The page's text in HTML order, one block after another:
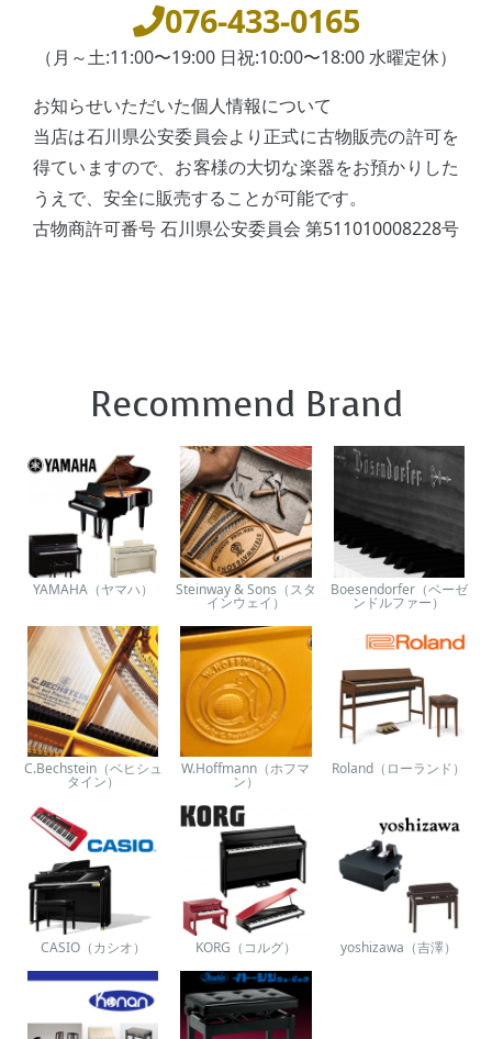
076-433-0165
（月～土:11:00〜19:00 日祝:10:00〜18:00 水曜定休）
お知らせいただいた個人情報について
当店は石川県公安委員会より正式に古物販売の許可を
得ていますので、お客様の大切な楽器をお預かりした
うえで、安全に販売することが可能です。
古物商許可番号 石川県公安委員会 第511010008228号
Recommend Brand
YAMAHA（ヤマハ） Steinway & Sons（スタ
インウェイ）
Boesendorfer（ベーゼ
ンドルファー）
C.Bechstein（ベヒシュ
タイン）
W.Hoffmann（ホフマ
ン）
Roland（ローランド）
CASIO（カシオ） KORG（コルグ） yoshizawa（吉澤）